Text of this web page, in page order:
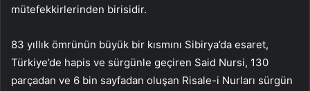
mütefekkirlerinden birisidir.
83 yıllık ömrünün büyük bir kısmını Sibirya’da esaret,
Türkiye’de hapis ve sürgünle geçiren Said Nursi, 130
parçadan ve 6 bin sayfadan oluşan Risale-i Nurları sürgün